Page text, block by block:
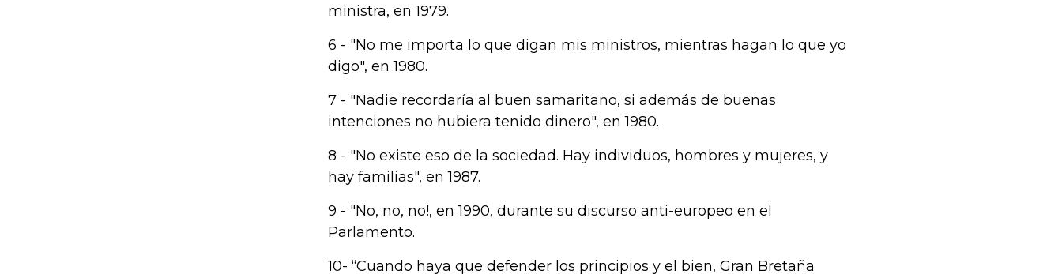
ministra, en 1979.
6 - "No me importa lo que digan mis ministros, mientras hagan lo que yo
digo", en 1980.
7 - "Nadie recordaría al buen samaritano, si además de buenas
intenciones no hubiera tenido dinero", en 1980.
8 - "No existe eso de la sociedad. Hay individuos, hombres y mujeres, y
hay familias", en 1987.
9 - "No, no, no!, en 1990, durante su discurso anti-europeo en el
Parlamento.
10- “Cuando haya que defender los principios y el bien, Gran Bretaña